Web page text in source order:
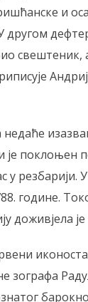
и
другом
поклоњен
резбарији. У
године.
доживјела је
зографа